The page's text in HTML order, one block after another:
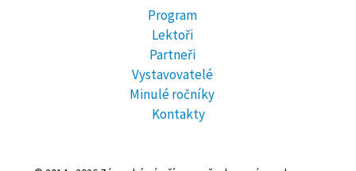
Program
Lektoři
Partneři
Vystavovatelé
Minulé ročníky
Kontakty